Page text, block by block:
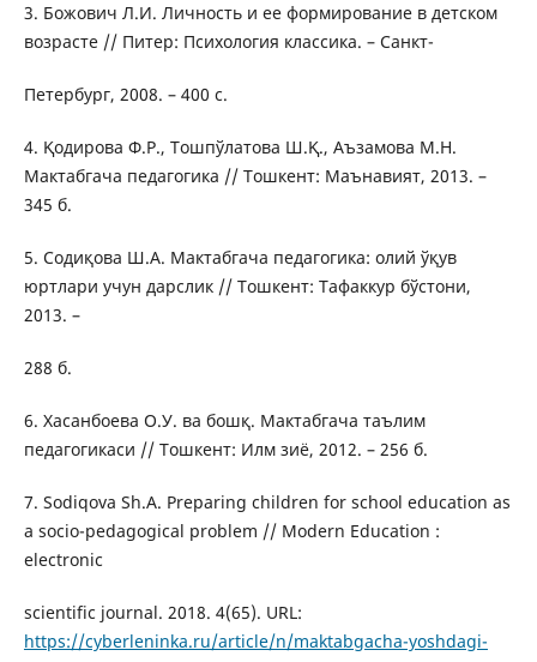
3. Божович Л.И. Личность и ее формирование в детском
возрасте // Питер: Психология классика. – Санкт-
Петербург, 2008. – 400 с.
4. Қодирова Ф.Р., Тошпўлатова Ш.Қ., Аъзамова М.Н.
Мактабгача педагогика // Тошкент: Маънавият, 2013. –
345 б.
5. Содиқова Ш.А. Мактабгача педагогика: олий ўқув
юртлари учун дарслик // Тошкент: Тафаккур бўстони,
2013. –
288 б.
6. Хасанбоева О.У. ва бошқ. Мактабгача таълим
педагогикаси // Тошкент: Илм зиё, 2012. – 256 б.
7. Sodiqova Sh.A. Preparing children for school education as
a socio-pedagogical problem // Modern Education :
electronic
scientific journal. 2018. 4(65). URL:
https://cyberleninka.ru/article/n/maktabgacha-yoshdagi-